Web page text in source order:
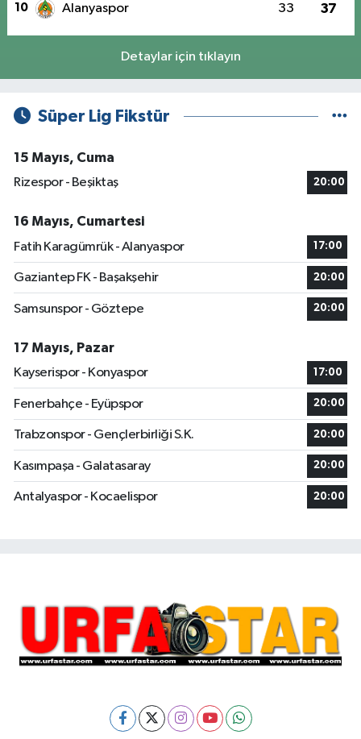
10 Alanyaspor 33 37
Detaylar için tıklayın
Süper Lig Fikstür
15 Mayıs, Cuma
Rizespor - Beşiktaş
20:00
16 Mayıs, Cumartesi
Fatih Karagümrük - Alanyaspor
17:00
Gaziantep FK - Başakşehir 20:00
Samsunspor - Göztepe 20:00
17 Mayıs, Pazar
Kayserispor - Konyaspor
17:00
Fenerbahçe - Eyüpspor 20:00
Trabzonspor - Gençlerbirliği S.K. 20:00
Kasımpaşa - Galatasaray 20:00
Antalyaspor - Kocaelispor 20:00